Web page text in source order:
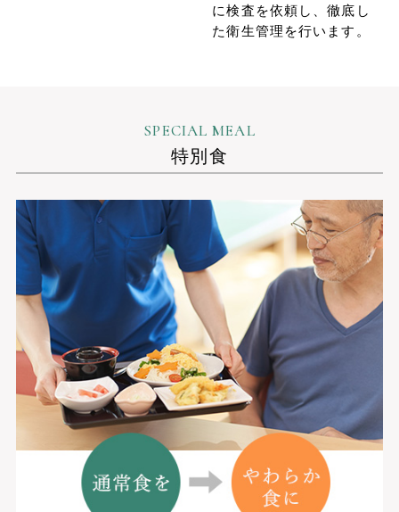
に検査を依頼し、徹底し
た衛生管理を行います。
SPECIAL MEAL
特別食